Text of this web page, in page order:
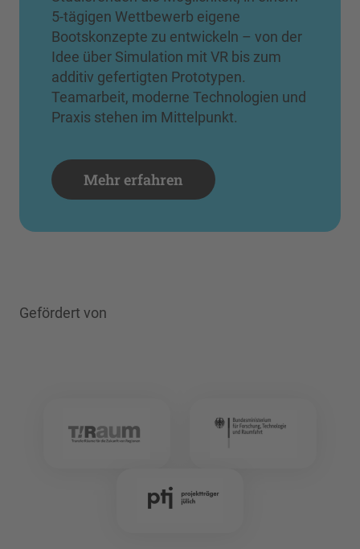
5-tägigen Wettbewerb eigene
Bootskonzepte zu entwickeln – von der
Idee über Simulation mit VR bis zum
additiv gefertigten Prototypen.
Teamarbeit, moderne Technologien und
Praxis stehen im Mittelpunkt.
Mehr erfahren
Gefördert von